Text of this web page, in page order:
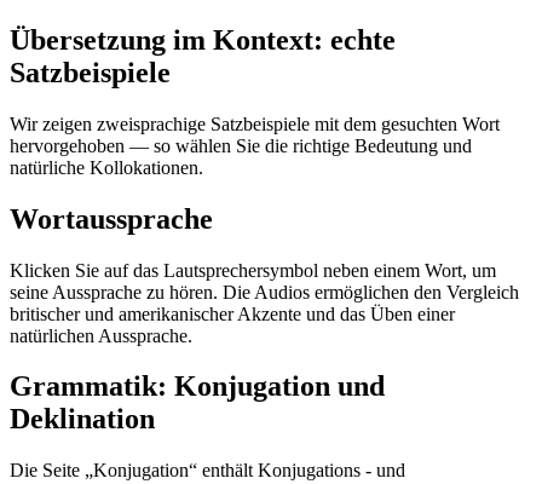
Übersetzung im Kontext: echte
Satzbeispiele
Wir zeigen zweisprachige Satzbeispiele mit dem gesuchten Wort
hervorgehoben — so wählen Sie die richtige Bedeutung und
natürliche Kollokationen.
Wortaussprache
Klicken Sie auf das Lautsprechersymbol neben einem Wort, um
seine Aussprache zu hören. Die Audios ermöglichen den Vergleich
britischer und amerikanischer Akzente und das Üben einer
natürlichen Aussprache.
Grammatik: Konjugation und
Deklination
Die Seite „Konjugation“ enthält Konjugations - und